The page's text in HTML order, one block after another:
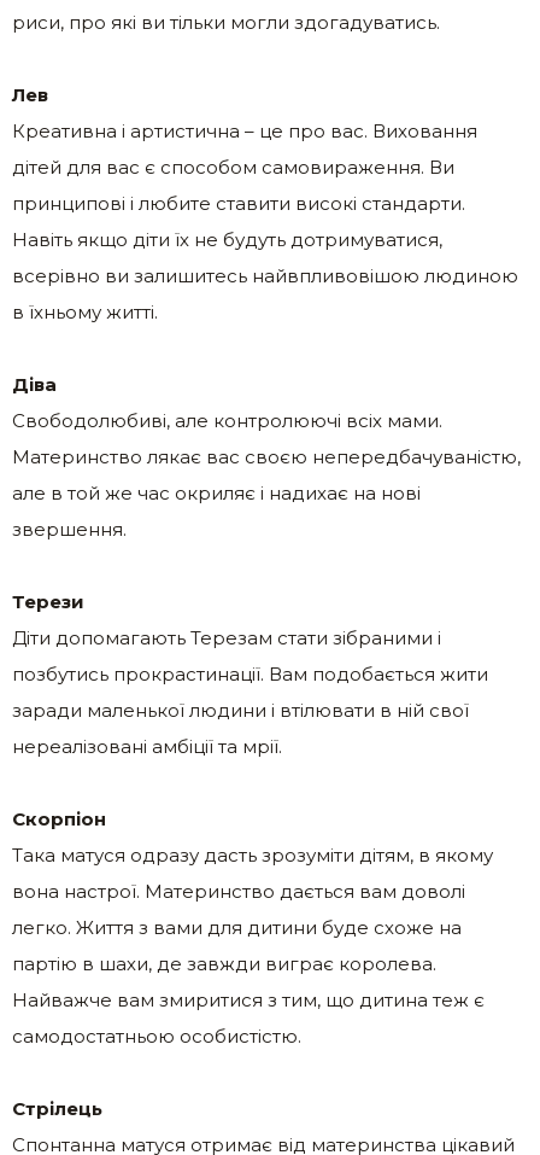
риси, про які ви тільки могли здогадуватись.
Лев
Креативна і артистична – це про вас. Виховання
дітей для вас є способом самовираження. Ви
принципові і любите ставити високі стандарти.
Навіть якщо діти їх не будуть дотримуватися,
всерівно ви залишитесь найвпливовішою людиною
в їхньому житті.
Діва
Свободолюбиві, але контролюючі всіх мами.
Материнство лякає вас своєю непередбачуваністю,
але в той же час окриляє і надихає на нові
звершення.
Терези
Діти допомагають Терезам стати зібраними і
позбутись прокрастинації. Вам подобається жити
заради маленької людини і втілювати в ній свої
нереалізовані амбіції та мрії.
Скорпіон
Така матуся одразу дасть зрозуміти дітям, в якому
вона настрої. Материнство дається вам доволі
легко. Життя з вами для дитини буде схоже на
партію в шахи, де завжди виграє королева.
Найважче вам змиритися з тим, що дитина теж є
самодостатньою особистістю.
Стрілець
Спонтанна матуся отримає від материнства цікавий